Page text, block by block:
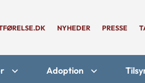
NYHEDER PRESSE
Adoption